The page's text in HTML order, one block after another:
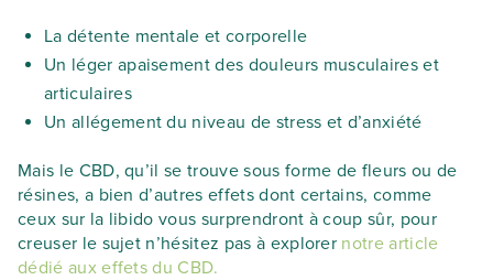
La détente mentale et corporelle
Un léger apaisement des douleurs musculaires et
articulaires
Un allégement du niveau de stress et d’anxiété
Mais le CBD, qu’il se trouve sous forme de fleurs ou de
résines, a bien d’autres effets dont certains, comme
ceux sur la libido vous surprendront à coup sûr, pour
creuser le sujet n’hésitez pas à explorer notre article
dédié aux effets du CBD.